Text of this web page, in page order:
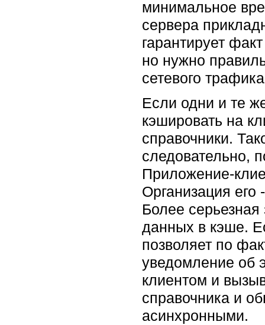
минимальное
сервера
гарантирует
но нужно
сетевого
Если одни и те
кэшировать на
справочники.
следовательно,
Приложение-
Организация его
Более серьезная
данных в кэше.
позволяет по
уведомление об
клиентом и
справочника и
асинхронными.